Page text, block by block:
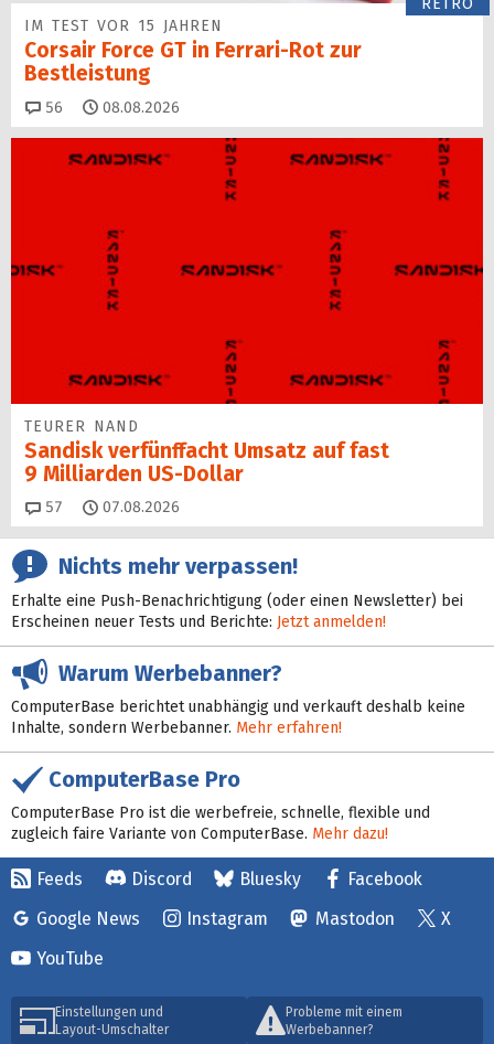
IM TEST VOR 15 JAHREN
Corsair Force GT in Ferrari-Rot zur
Bestleistung
56 Kommentare
08.08.2026
TEURER NAND
Sandisk verfünffacht Umsatz auf fast
9 Milliarden US-Dollar
57 Kommentare
07.08.2026
Nichts mehr verpassen!
Erhalte eine Push-Benachrichtigung (oder einen Newsletter) bei
Erscheinen neuer Tests und Berichte: Jetzt anmelden!
Warum Werbebanner?
ComputerBase berichtet unabhängig und verkauft deshalb keine
Inhalte, sondern Werbebanner. Mehr erfahren!
ComputerBase Pro
ComputerBase Pro ist die werbefreie, schnelle, flexible und
zugleich faire Variante von ComputerBase. Mehr dazu!
Feeds Discord Bluesky
Facebook
Google News
Instagram Mastodon
X
YouTube
Einstellungen und
Layout-Umschalter
Probleme mit einem
Werbebanner?